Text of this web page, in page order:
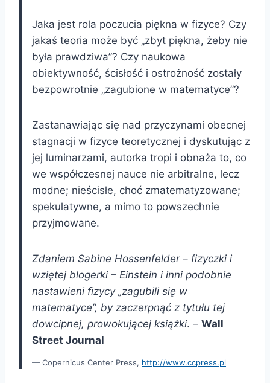
Jaka jest rola poczucia piękna w fizyce? Czy
jakaś teoria może być „zbyt piękna, żeby nie
była prawdziwa”? Czy naukowa
obiektywność, ścisłość i ostrożność zostały
bezpowrotnie „zagubione w matematyce”?
Zastanawiając się nad przyczynami obecnej
stagnacji w fizyce teoretycznej i dyskutując z
jej luminarzami, autorka tropi i obnaża to, co
we współczesnej nauce nie arbitralne, lecz
modne; nieścisłe, choć zmatematyzowane;
spekulatywne, a mimo to powszechnie
przyjmowane.
Zdaniem Sabine Hossenfelder – fizyczki i
wziętej blogerki – Einstein i inni podobnie
nastawieni fizycy „zagubili się w
matematyce”, by zaczerpnąć z tytułu tej
dowcipnej, prowokującej książki. – Wall
Street Journal
Copernicus Center Press, http://www.ccpress.pl